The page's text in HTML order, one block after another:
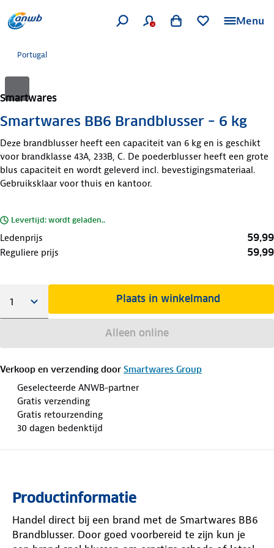
Menu
Portugal
Smartwares
Smartwares BB6 Brandblusser – 6 kg
Deze brandblusser heeft een capaciteit van 6 kg en is geschikt
voor brandklasse 43A, 233B, C. De poederblusser heeft een grote
blus capaciteit en wordt geleverd incl. bevestigingsmateriaal.
Gebruiksklaar voor thuis en kantoor.
Levertijd: wordt geladen..
Ledenprijs 59,99
Reguliere prijs 59,99
Plaats in winkelmand
Alleen online
Verkoop en verzending door Smartwares Group
Geselecteerde ANWB-partner
Gratis verzending
Gratis retourzending
30 dagen bedenktijd
Productinformatie
Handel direct bij een brand met de Smartwares BB6
Brandblusser. Door goed voorbereid te zijn kun je